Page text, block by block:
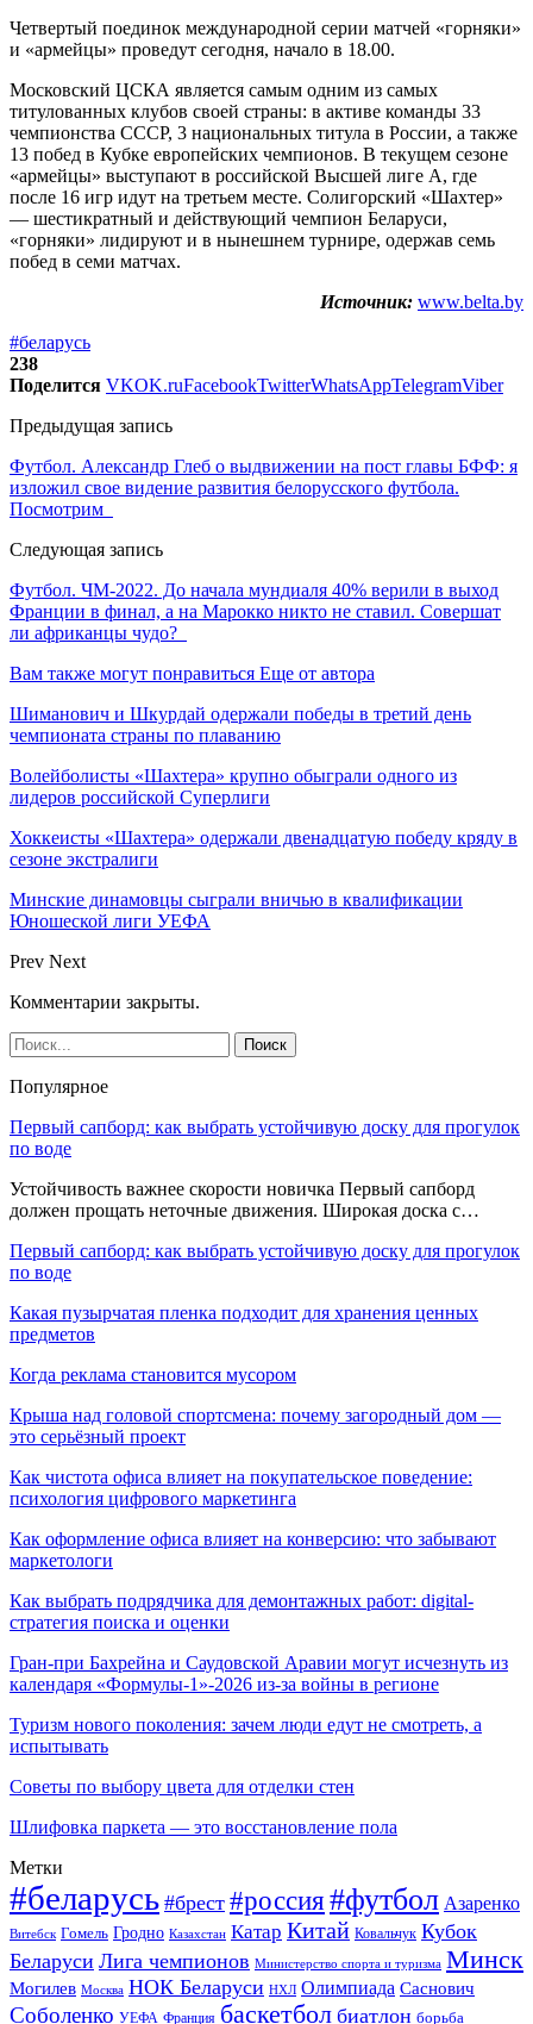
Четвертый поединок международной серии матчей «горняки»
и «армейцы» проведут сегодня, начало в 18.00.
Московский ЦСКА является самым одним из самых
титулованных клубов своей страны: в активе команды 33
чемпионства СССР, 3 национальных титула в России, а также
13 побед в Кубке европейских чемпионов. В текущем сезоне
«армейцы» выступают в российской Высшей лиге А, где
после 16 игр идут на третьем месте. Солигорский «Шахтер»
— шестикратный и действующий чемпион Беларуси,
«горняки» лидируют и в нынешнем турнире, одержав семь
побед в семи матчах.
Источник: www.belta.by
#беларусь
238
Поделится VKOK.ruFacebookTwitterWhatsAppTelegramViber
Предыдущая запись
Футбол. Александр Глеб о выдвижении на пост главы БФФ: я
изложил свое видение развития белорусского футбола.
Посмотрим
Следующая запись
Футбол. ЧМ-2022. До начала мундиаля 40% верили в выход
Франции в финал, а на Марокко никто не ставил. Совершат
ли африканцы чудо?
Вам также могут понравиться Еще от автора
Шиманович и Шкурдай одержали победы в третий день
чемпионата страны по плаванию
Волейболисты «Шахтера» крупно обыграли одного из
лидеров российской Суперлиги
Хоккеисты «Шахтера» одержали двенадцатую победу кряду в
сезоне экстралиги
Минские динамовцы сыграли вничью в квалификации
Юношеской лиги УЕФА
Prev Next
Комментарии закрыты.
Популярное
Первый сапборд: как выбрать устойчивую доску для прогулок
по воде
Устойчивость важнее скорости новичка Первый сапборд
должен прощать неточные движения. Широкая доска с…
Первый сапборд: как выбрать устойчивую доску для прогулок
по воде
Какая пузырчатая пленка подходит для хранения ценных
предметов
Когда реклама становится мусором
Крыша над головой спортсмена: почему загородный дом —
это серьёзный проект
Как чистота офиса влияет на покупательское поведение:
психология цифрового маркетинга
Как оформление офиса влияет на конверсию: что забывают
маркетологи
Как выбрать подрядчика для демонтажных работ: digital-
стратегия поиска и оценки
Гран-при Бахрейна и Саудовской Аравии могут исчезнуть из
календаря «Формулы-1»-2026 из-за войны в регионе
Туризм нового поколения: зачем люди едут не смотреть, а
испытывать
Советы по выбору цвета для отделки стен
Шлифовка паркета — это восстановление пола
Метки
#беларусь #брест #россия#футбол Азаренко
Витебск Гомель Гродно Казахстан Катар Китай Ковальчук Кубок
Беларуси Лига чемпионов Министерство спорта и туризма Минск
Могилев Москва НОК Беларуси НХЛ Олимпиада Саснович
Соболенко УЕФА Франция баскетбол биатлон борьба